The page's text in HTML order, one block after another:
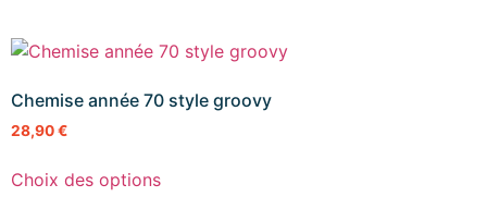
Chemise année 70 style groovy
28,90€
Choix des options